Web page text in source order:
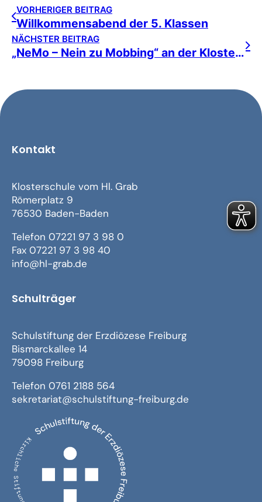
VORHERIGER BEITRAG
Willkommensabend der 5. Klassen
NÄCHSTER BEITRAG
„NeMo – Nein zu Mobbing“ an der Klosterschule
Kontakt
Klosterschule vom Hl. Grab
Römerplatz 9
76530 Baden-Baden
Telefon 07221 97 3 98 0
Fax 07221 97 3 98 40
info@hl-grab.de
Schulträger
Schulstiftung der Erzdiözese Freiburg
Bismarckallee 14
79098 Freiburg
Telefon 0761 2188 564
sekretariat@schulstiftung-freiburg.de